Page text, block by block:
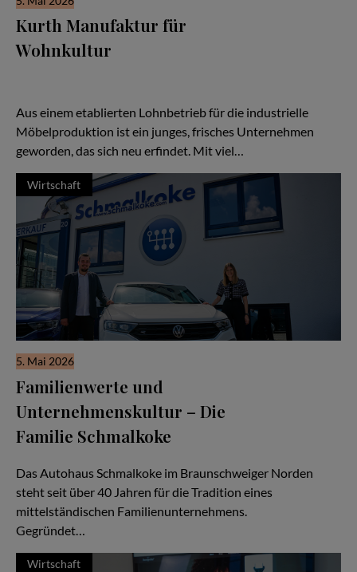
Kurth Manufaktur für
Wohnkultur
Aus einem etablierten Lohnbetrieb für die industrielle
Möbelproduktion ist ein junges, frisches Unternehmen
geworden, das sich neu erfindet. Mit viel…
Wirtschaft
5. Mai 2026
Familienwerte und
Unternehmenskultur – Die
Familie Schmalkoke
Das Autohaus Schmalkoke im Braunschweiger Norden
steht seit über 40 Jahren für die Tradition eines
mittelständischen Familienunternehmens.
Gegründet…
Wirtschaft